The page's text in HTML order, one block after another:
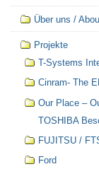
Über uns /
Projekte
T-Systems
Cinram- The
Our Place –
TOSHIBA
FUJITSU /
Ford